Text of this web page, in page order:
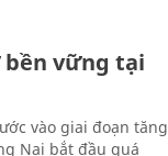
bền vững tại
vào giai đoạn tăng
Nai bắt đầu quá